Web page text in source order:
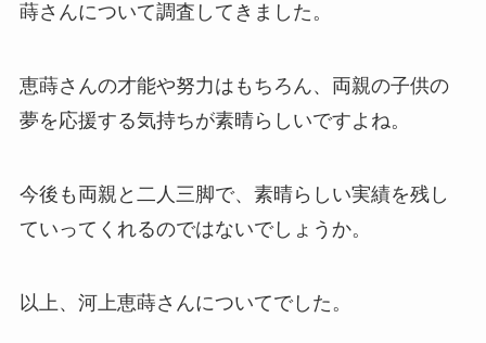
蒔さんについて調査してきました。
恵蒔さんの才能や努力はもちろん、両親の子供の
夢を応援する気持ちが素晴らしいですよね。
今後も両親と二人三脚で、素晴らしい実績を残し
ていってくれるのではないでしょうか。
以上、河上恵蒔さんについてでした。